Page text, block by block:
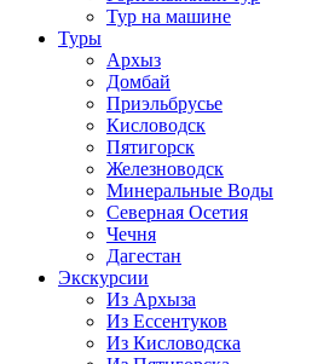
Тур на машине
Туры
Архыз
Домбай
Приэльбрусье
Кисловодск
Пятигорск
Железноводск
Минеральные Воды
Северная Осетия
Чечня
Дагестан
Экскурсии
Из Архыза
Из Ессентуков
Из Кисловодска